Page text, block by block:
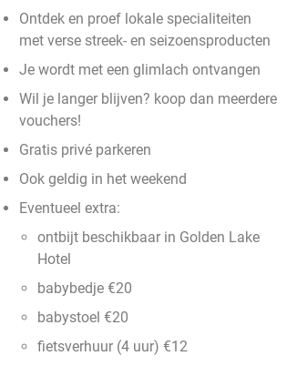
Ontdek en proef lokale specialiteiten
met verse streek- en seizoensproducten
Je wordt met een glimlach ontvangen
Wil je langer blijven? koop dan meerdere
vouchers!
Gratis privé parkeren
Ook geldig in het weekend
Eventueel extra:
ontbijt beschikbaar in Golden Lake
Hotel
babybedje €20
babystoel €20
fietsverhuur (4 uur) €12